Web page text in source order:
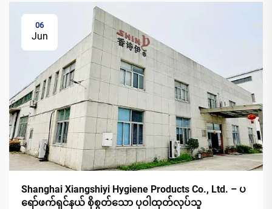
06
Jun
Shanghai Xiangshiyi Hygiene Products Co., Ltd. – ပ
ရော်ဖက်ရှင်နယ် စိုစွတ်သော ပုဝါထုတ်လုပ်သူ